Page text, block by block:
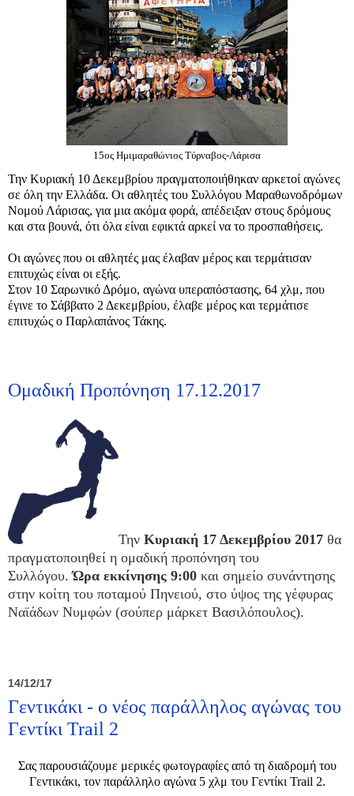
15ος Ημιμαραθώνιος Τύρναβος-Λάρισα
Την Κυριακή 10 Δεκεμβρίου πραγματοποιήθηκαν αρκετοί αγώνες
σε όλη την Ελλάδα. Οι αθλητές του Συλλόγου Μαραθωνοδρόμων
Νομού Λάρισας, για μια ακόμα φορά, απέδειξαν στους δρόμους
και στα βουνά, ότι όλα είναι εφικτά αρκεί να το προσπαθήσεις.
Οι αγώνες που οι αθλητές μας έλαβαν μέρος και τερμάτισαν
επιτυχώς είναι οι εξής.
Στον 10 Σαρωνικό Δρόμο, αγώνα υπεραπόστασης, 64 χλμ, που
έγινε το Σάββατο 2 Δεκεμβρίου, έλαβε μέρος και τερμάτισε
επιτυχώς ο Παρλαπάνος Τάκης.
Ομαδική Προπόνηση 17.12.2017
Την Κυριακή 17 Δεκεμβρίου 2017 θα
πραγματοποιηθεί η ομαδική προπόνηση του
Συλλόγου.Ώρα εκκίνησης 9:00 και σημείο συνάντησης
στην κοίτη του ποταμού Πηνειού, στο ύψος της γέφυρας
Ναϊάδων Νυμφών (σούπερ μάρκετ Βασιλόπουλος).
14/12/17
Γεντικάκι - ο νέος παράλληλος αγώνας του
Γεντίκι Trail 2
Σας παρουσιάζουμε μερικές φωτογραφίες από τη διαδρομή του
Γεντικάκι, τον παράλληλο αγώνα 5 χλμ του Γεντίκι Trail 2.